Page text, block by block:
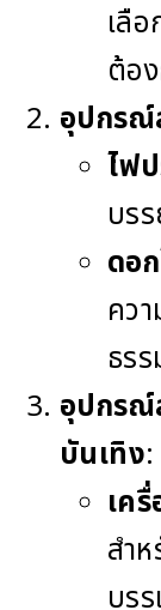
เลื
ต้อ
อุปกรณ์
ไฟ
บร
ดอ
คว
ธร
อุปกรณ์
บันเทิง:
เค
สำ
บร